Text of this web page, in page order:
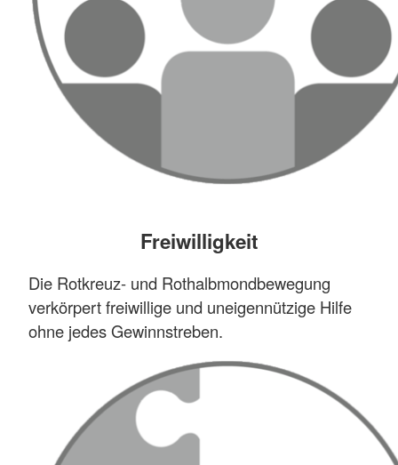
Freiwilligkeit
Die Rotkreuz- und Rothalbmondbewegung
verkörpert freiwillige und uneigennützige Hilfe
ohne jedes Gewinnstreben.